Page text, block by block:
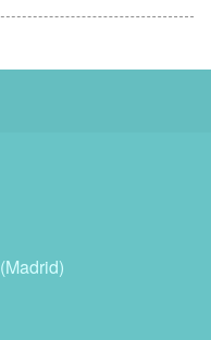
(Madrid)